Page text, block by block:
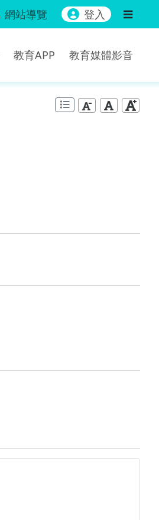
網站導覽 登入
教育APP 教育媒體影音